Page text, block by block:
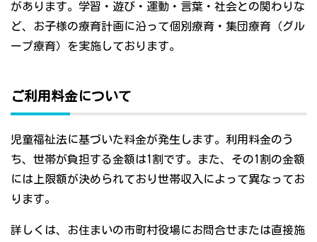
があります。学習・遊び・運動・言葉・社会との関わりな
ど、お子様の療育計画に沿って個別療育・集団療育（グル
ープ療育）を実施しております。
ご利用料金について
児童福祉法に基づいた料金が発生します。利用料金のう
ち、世帯が負担する金額は1割です。また、その1割の金額
には上限額が決められており世帯収入によって異なってお
ります。
詳しくは、お住まいの市町村役場にお問合せまたは直接施